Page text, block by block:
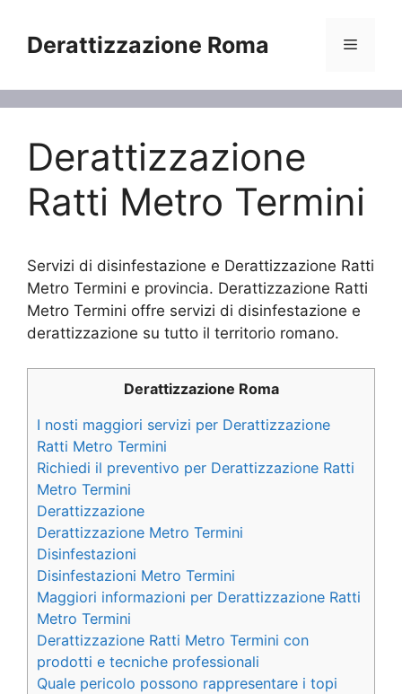
contenuto
Derattizzazione Roma Menu
Derattizzazione
Ratti Metro Termini
Servizi di disinfestazione e Derattizzazione Ratti
Metro Termini e provincia. Derattizzazione Ratti
Metro Termini offre servizi di disinfestazione e
derattizzazione su tutto il territorio romano.
Derattizzazione Roma
I nosti maggiori servizi per Derattizzazione
Ratti Metro Termini
Richiedi il preventivo per Derattizzazione Ratti
Metro Termini
Derattizzazione
Derattizzazione Metro Termini
Disinfestazioni
Disinfestazioni Metro Termini
Maggiori informazioni per Derattizzazione Ratti
Metro Termini
Derattizzazione Ratti Metro Termini con
prodotti e tecniche professionali
Quale pericolo possono rappresentare i topi